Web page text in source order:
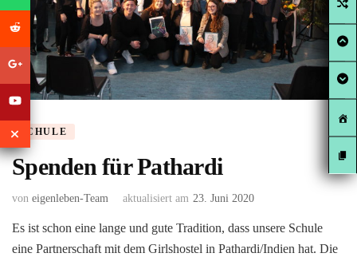
SCHULE
Spenden für Pathardi
von eigenleben-Team aktualisiert am 23. Juni 2020
Es ist schon eine lange und gute Tradition, dass unsere Schule
eine Partnerschaft mit dem Girlshostel in Pathardi/Indien hat. Die